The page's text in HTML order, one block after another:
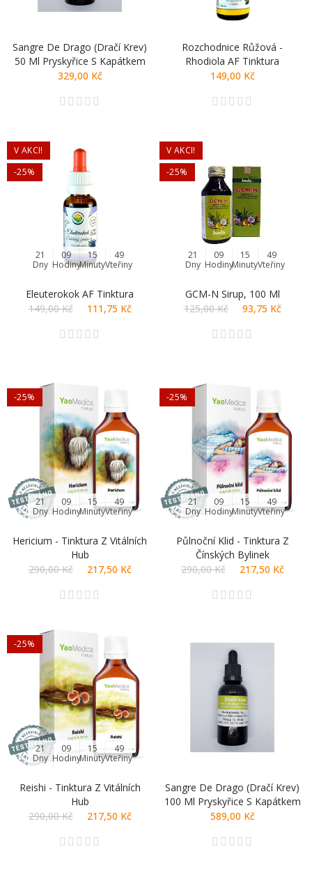
Sangre De Drago (Dračí Krev)
50 Ml Pryskyřice S Kapátkem
329,00 Kč
Rozchodnice Růžová -
Rhodiola AF Tinktura
149,00 Kč
V AKCI!
-25%
21
Dny
09
Hodiny
15
Minuty
48
Vteřiny
Eleuterokok AF Tinktura
149,00 Kč
111,75 Kč
V AKCI!
-25%
21
Dny
09
Hodiny
15
Minuty
48
Vteřiny
GCM-N Sirup, 100 Ml
125,00 Kč
93,75 Kč
-25%
21
Dny
09
Hodiny
15
Minuty
48
Vteřiny
Hericium - Tinktura Z Vitálních
Hub
290,00 Kč
217,50 Kč
-25%
21
Dny
09
Hodiny
15
Minuty
48
Vteřiny
Půlnoční Klid - Tinktura Z
Čínských Bylinek
290,00 Kč
217,50 Kč
-25%
21
Dny
09
Hodiny
15
Minuty
48
Vteřiny
Reishi - Tinktura Z Vitálních
Hub
290,00 Kč
217,50 Kč
Sangre De Drago (Dračí Krev)
100 Ml Pryskyřice S Kapátkem
589,00 Kč